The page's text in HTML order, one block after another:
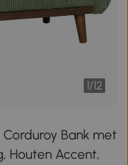
1/12
Bank met
Houten Accent,